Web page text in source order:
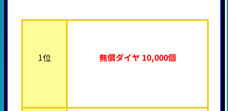
1位 無償ダイヤ 10,000個